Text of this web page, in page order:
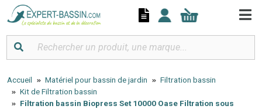
Accueil Matériel pour bassin de jardin
Filtration bassin
Kit de Filtration bassin
Filtration bassin Biopress Set 10000 Oase Filtration sous
Panneau de gestion des cookies